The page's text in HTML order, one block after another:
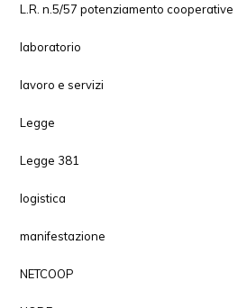
L.R. n.5/57 potenziamento cooperative
laboratorio
lavoro e servizi
Legge
Legge 381
logistica
manifestazione
NETCOOP